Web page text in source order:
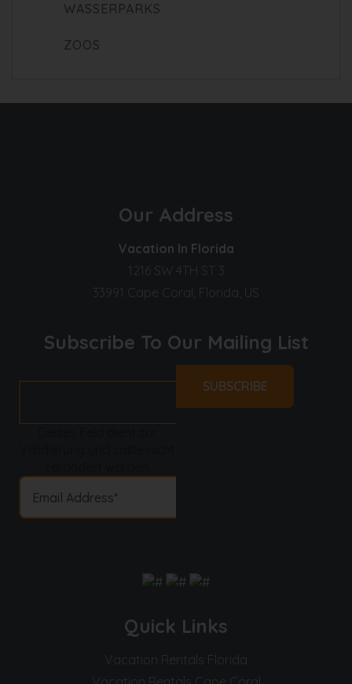
WASSERPARKS
ZOOS
Our Address
Vacation In Florida
1216 SW 4TH ST 3
33991 Cape Coral, Florida, US
Subscribe To Our Mailing List
Quick Links
Vacation Rentals Florida